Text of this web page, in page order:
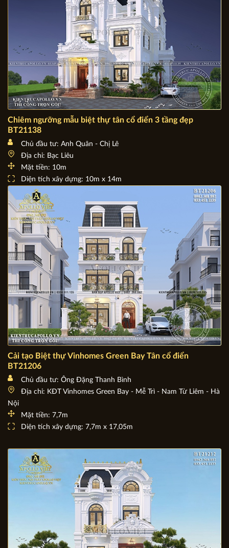
Chiêm ngưỡng mẫu biệt thự tân cổ điển 3 tầng đẹp
BT21138
Chủ đầu tư: Anh Quân - Chị Lê
Địa chỉ: Bạc Liêu
Mặt tiền: 10m
Diện tích xây dựng: 10m x 14m
Cải tạo Biệt thự Vinhomes Green Bay Tân cổ điển
BT21206
Chủ đầu tư: Ông Đặng Thanh Bình
Địa chỉ: KĐT Vinhomes Green Bay - Mễ Trì - Nam Từ Liêm - Hà
Mặt tiền: 7,7m
Diện tích xây dựng: 7,7m x 17,05m